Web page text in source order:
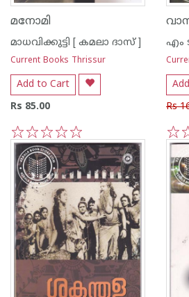
മനോമി
മാധവിക്കുട്ടി [ കമലാ ദാസ് ]
Current Books Thrissur
Add to Cart
Rs 85.00
5
4
3
2
1
എം
Rs
2
1